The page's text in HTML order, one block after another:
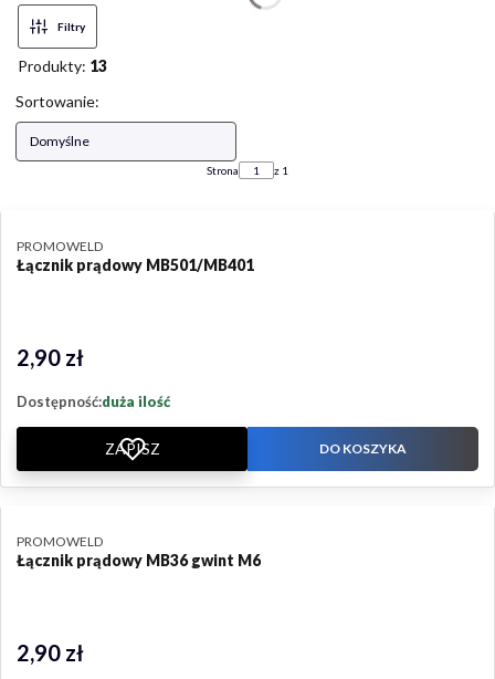
Filtry
Produkty: 13
Lista produktów
Sortowanie:
Domyślne
Strona z 1
Łącznik prądowy MB501/MB401
PRODUCENT
PROMOWELD
Cena
2,90 zł
Dostępność:duża ilość
ZAPISZ DO KOSZYKA
Łącznik prądowy MB36 gwint M6
PRODUCENT
PROMOWELD
Cena
2,90 zł